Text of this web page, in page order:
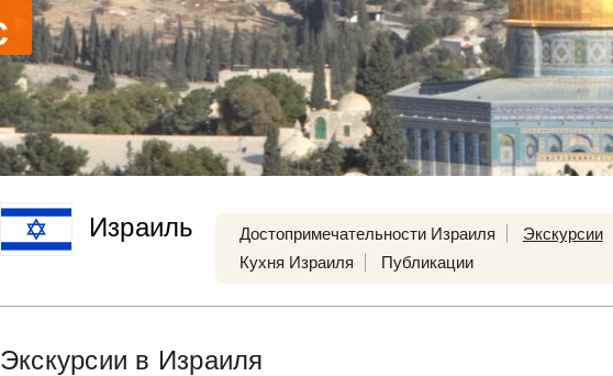
Израиль Достопримечательности Израиля Экскурсии
Кухня Израиля
Публикации
Экскурсии в Израиля